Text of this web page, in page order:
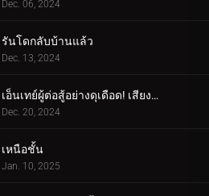
Dec. 06, 2024
รันโดกลับบ้านแล้ว
Dec. 13, 2024
เอ็นเทย์ผู้ต่อสู้อย่างดุเดือด! เสียงร้องแห่งเปลวเพลิง!!!
Dec. 20, 2024
เหนือชั้น
Jan. 10, 2025